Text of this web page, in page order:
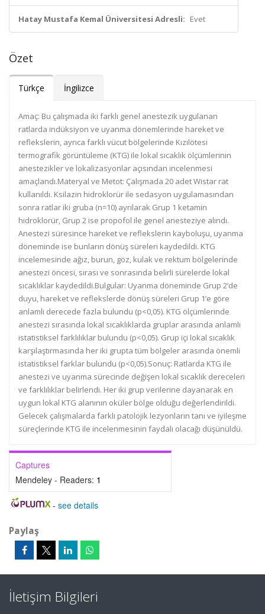
Hatay Mustafa Kemal Üniversitesi Adresli: Evet
Özet
Türkçe İngilizce
Amaç: Bu çalışmada iki farklı genel anestezik uygulanan
ratlarda indüksiyon ve uyanma dönemlerinde hareket ve
reflekslerin, ayrıca farklı vücut bölgelerinde Kızılötesi
termografik görüntüleme (KTG) ile lokal sıcaklık ölçümlerinin
anestezikler ve lokalizasyonlar açısından incelenmesi
amaçlandı.Materyal ve Metot: Çalışmada 20 adet Wistar rat
kullanıldı. Ksilazin hidroklorür ile sedasyon uygulamasından
sonra ratlar iki gruba (n=10) ayrılarak Grup 1 ketamin
hidroklorür, Grup 2 ise propofol ile genel anesteziye alındı.
Anestezi süresince hareket ve reflekslerin kayboluşu, uyanma
döneminde ise bunların dönüş süreleri kaydedildi. KTG
incelemesinde ağız, burun, göz, kulak ve rektum bölgelerinde
anestezi öncesi, sırası ve sonrasında belirli sürelerde lokal
sıcaklıklar kaydedildi.Bulgular: Uyanma döneminde Grup 2’de
duyu, hareket ve reflekslerde dönüş süreleri Grup 1’e göre
anlamlı derecede fazla bulundu (p<0,05). KTG ölçümlerinde
anestezi sırasında lokal sıcaklıklarda gruplar arasında anlamlı
istatistiksel farklılıklar bulundu (p<0,05). Grup içi lokal sıcaklık
karşılaştırmasında her iki grupta tüm bölgeler arasında önemli
istatistiksel farklar bulundu (p<0,05).Sonuç: Ratlarda KTG ile
anestezi ve uyanma sürecinde değişen lokal sıcaklık dereceleri
ve farklılıklar belirlendi. Her iki grup verilerine dayanarak en
uygun lokal KTG alanının oküler bölge olduğu değerlendirildi.
Gelecek çalışmalarda farklı patolojik lezyonların tanı ve iyileşme
süreçlerinde KTG ile incelenmesinin faydalı olacağı düşünüldü.
Captures
Mendeley - Readers: 1
- see details
Paylaş
İletişim Bilgileri